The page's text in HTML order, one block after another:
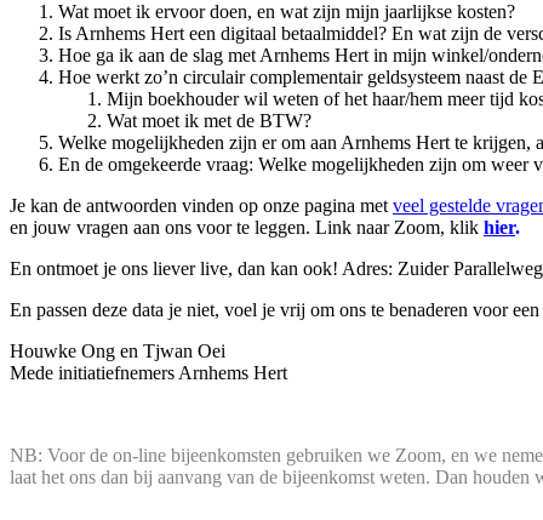
Wat moet ik ervoor doen, en wat zijn mijn jaarlijkse kosten?
Is Arnhems Hert een digitaal betaalmiddel? En wat zijn de
Hoe ga ik aan de slag met Arnhems Hert in mijn winkel/
Hoe werkt zo’n circulair complementair geldsysteem naast de
Mijn boekhouder wil weten of het haar/hem meer tijd
Wat moet ik met de BTW?
Welke mogelijkheden zijn er om aan Arnhems Hert te krijgen,
En de omgekeerde vraag: Welke mogelijkheden zijn om
Je kan de antwoorden vinden op onze pagina met veel gestelde
en jouw vragen aan ons voor te leggen. Link naar Zoom, klik hier.
En ontmoet je ons liever live, dan kan ook! Adres: Zuider
En passen deze data je niet, voel je vrij om ons te benaderen voor
Houwke Ong en Tjwan Oei
Mede initiatiefnemers Arnhems Hert
NB: Voor de on-line bijeenkomsten gebruiken we Zoom, en we
laat het ons dan bij aanvang van de bijeenkomst weten. Dan houden